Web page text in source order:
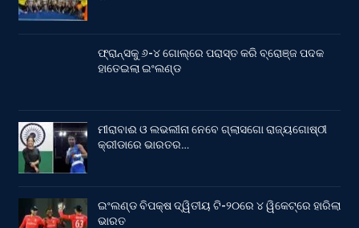
ଫ୍ରାନ୍ସକୁ ୬-୪ ଗୋଲ୍‌ରେ ପରାସ୍ତ କରି ବ୍ରୋଞ୍ଜ ପଦକ
ହାତେଇଲା ଇଂଲଣ୍ଡ
ମୀରାବାଈ ଓ ଲଭଲୀନା ନେବେ ଗ୍ଲାସଗୋ ରାଜ୍ୟଗୋଷ୍ଠୀ
କ୍ରୀଡାରେ ଭାରତର…
ଇଂଲଣ୍ଡ ବିପକ୍ଷ ଦ୍ୱିତୀୟ ଟି-୨୦ରେ ୪ ୱିକେଟ୍‌ରେ ହାରିଲା
ଭାରତ